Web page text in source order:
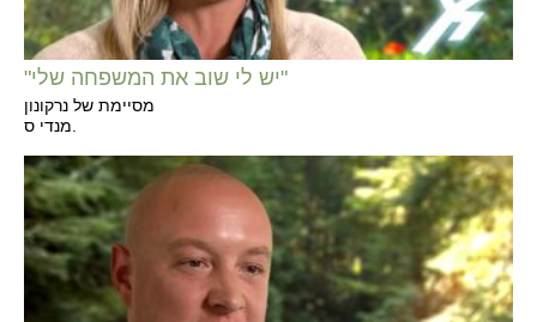
"יש לי שוב את המשפחה שלי"
מסיימת של נרקונון
מנדי ס.